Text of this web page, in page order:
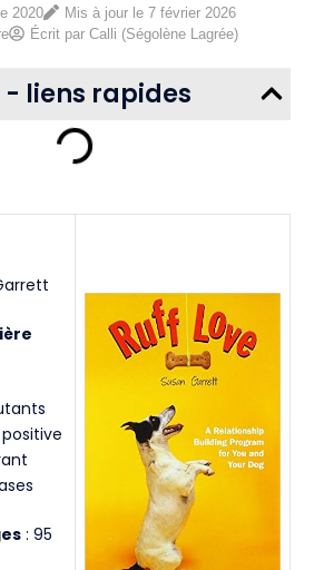
2020
Mis à jour le 7 février 2026
Écrit par Calli (Ségolène Lagrée)
liens rapides
: 95